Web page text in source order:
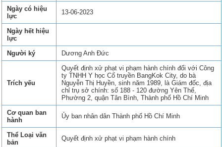
Ngày có hiệu
lực
13-06-2023
Ngày hết hiệu
lực
Người ký
Dương Anh Đức
Trích yếu
Quyết định xử phạt vi phạm hành chính đối với Công
ty TNHH Y học Cổ truyền BangKok City, do bà
Nguyễn Thị Huyền, sinh năm 1989, là Giám đốc, địa
chỉ trụ sở chính: số 188 - 120 đường Yên Thế,
Phường 2, quận Tân Bình, Thành phố Hồ Chí Minh
Cơ quan ban
hành
Ủy ban nhân dân Thành phố Hồ Chí Minh
Thể Loại văn
bản
Quyết định xử phạt vi phạm hành chính